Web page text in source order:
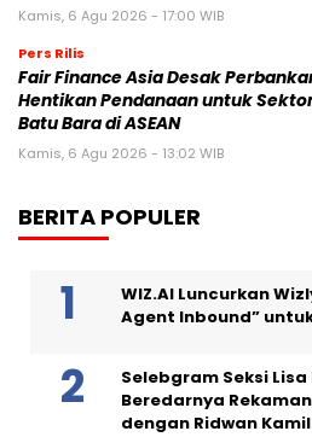
Kamis, 6 Agu 2026 - 17:00 WIB
Pers Rilis
Fair Finance Asia Desak
Hentikan Pendanaan untuk
Batu Bara di ASEAN
Kamis, 6 Agu 2026 - 13:02 WIB
BERITA POPULER
WIZ.AI Luncurkan
Agent Inbound”
Selebgram Seksi
Beredarnya
dengan Ridwan Kamil